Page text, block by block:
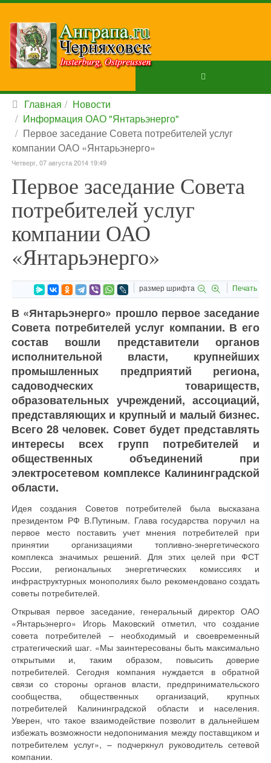
Главная
Новости
Информация ОАО "Янтарьэнерго"
Первое заседание Совета потребителей услуг
компании ОАО «Янтарьэнерго»
Четверг, 07 августа 2014 19:49
Первое заседание Совета
потребителей услуг
компании ОАО
«Янтарьэнерго»
размер шрифта Печать
В «Янтарьэнерго» прошло первое заседание
Совета потребителей услуг компании. В его
состав вошли представители органов
исполнительной власти, крупнейших
промышленных предприятий региона,
садоводческих товариществ,
образовательных учреждений, ассоциаций,
представляющих и крупный и малый бизнес.
Всего 28 человек. Совет будет представлять
интересы всех групп потребителей и
общественных объединений при
электросетевом комплексе Калининградской
области.
Идея создания Советов потребителей была высказана
президентом РФ В.Путиным. Глава государства поручил на
первое место поставить учет мнения потребителей при
принятии организациями топливно-энергетического
комплекса значимых решений. Для этих целей при ФСТ
России, региональных энергетических комиссиях и
инфраструктурных монополиях было рекомендовано создать
советы потребителей.
Открывая первое заседание, генеральный директор ОАО
«Янтарьэнерго» Игорь Маковский отметил, что создание
совета потребителей – необходимый и своевременный
стратегический шаг. «Мы заинтересованы быть максимально
открытыми и, таким образом, повысить доверие
потребителей. Сегодня компания нуждается в обратной
связи со стороны органов власти, предпринимательского
сообщества, общественных организаций, крупных
потребителей Калининградской области и населения.
Уверен, что такое взаимодействие позволит в дальнейшем
избежать возможности недопонимания между поставщиком и
потребителем услуг», – подчеркнул руководитель сетевой
компании.